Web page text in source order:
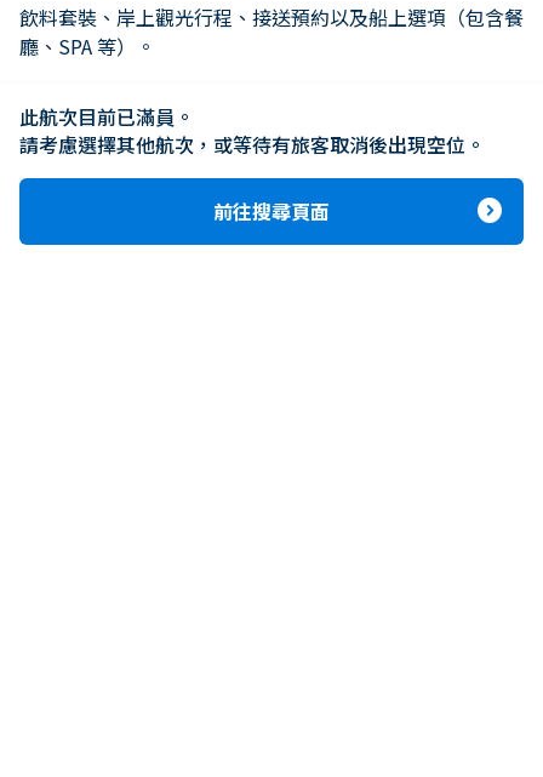
飲料套裝、岸上觀光行程、接送預約以及船上選項（包含餐
廳、SPA 等）。
keyboard_arrow_right14晚以下（不含MSC遊艇會）
keyboard_arrow_rightMSC遊艇會 – 14晚及以下
keyboard_arrow_right15晚以上的郵輪行程
此航次目前已滿員。
請考慮選擇其他航次，或等待有旅客取消後出現空位。
前往搜尋頁面 expand_circle_right